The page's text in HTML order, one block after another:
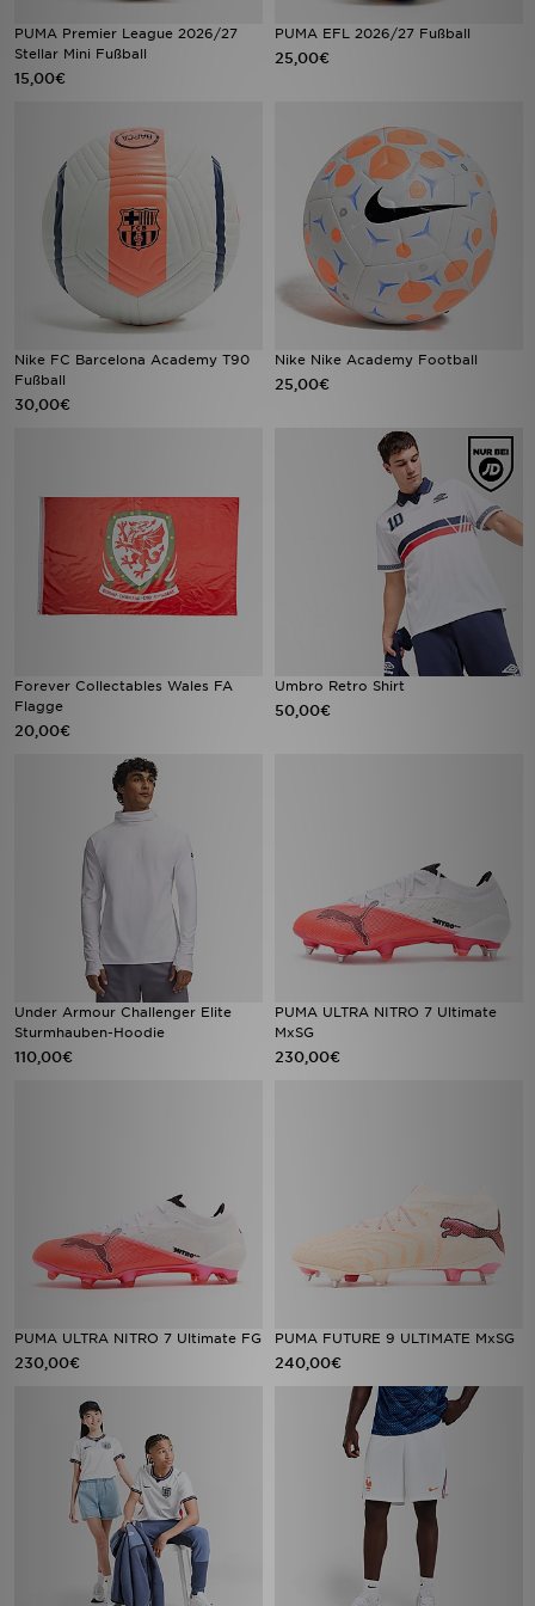
PUMA Premier League 2026/27
Stellar Mini Fußball
15,00€
PUMA EFL 2026/27 Fußball
25,00€
Nike FC Barcelona Academy T90
Fußball
30,00€
Nike Nike Academy Football
25,00€
Forever Collectables Wales FA
Flagge
20,00€
Umbro Retro Shirt
50,00€
Under Armour Challenger Elite
Sturmhauben-Hoodie
110,00€
PUMA ULTRA NITRO 7 Ultimate
MxSG
230,00€
PUMA ULTRA NITRO 7 Ultimate FG
230,00€
PUMA FUTURE 9 ULTIMATE MxSG
240,00€